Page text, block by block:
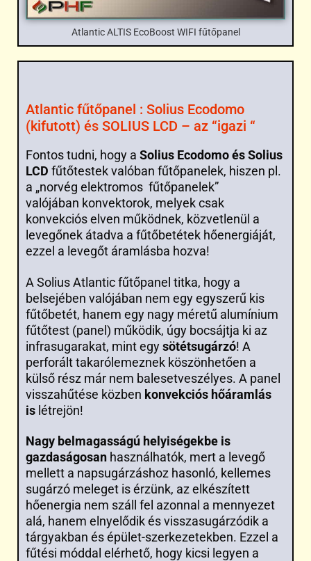
Atlantic ALTIS EcoBoost WIFI fűtőpanel
Atlantic fűtőpanel : Solius Ecodomo
(kifutott) és SOLIUS LCD – az “igazi “
Fontos tudni, hogy a Solius Ecodomo és Solius
LCD fűtőtestek valóban fűtőpanelek, hiszen pl.
a „norvég elektromos fűtőpanelek”
valójában konvektorok, melyek csak
konvekciós elven működnek, közvetlenül a
levegőnek átadva a fűtőbetétek hőenergiáját,
ezzel a levegőt áramlásba hozva!
A Solius Atlantic fűtőpanel titka, hogy a
belsejében valójában nem egy egyszerű kis
fűtőbetét, hanem egy nagy méretű alumínium
fűtőtest (panel) működik, úgy bocsájtja ki az
infrasugarakat, mint egysötétsugárzó! A
perforált takarólemeznek köszönhetően a
külső rész már nem balesetveszélyes. A panel
visszahűtése közben konvekciós hőáramlás
is létrejön!
Nagy belmagasságú helyiségekbe is
gazdaságosan használhatók, mert a levegő
mellett a napsugárzáshoz hasonló, kellemes
sugárzó meleget is érzünk, az elkészített
hőenergia nem száll fel azonnal a mennyezet
alá, hanem elnyelődik és visszasugárzódik a
tárgyakban és épület-szerkezetekben. Ezzel a
fűtési móddal elérhető, hogy kicsi legyen a